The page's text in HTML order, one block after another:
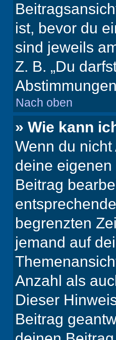
ist, bevor du
sind jeweils
Z. B. „Du
Nach oben
» Wie kann
Wenn du
deine
Beitrag
begrenzten
jemand auf
Anzahl als
Dieser
Beitrag